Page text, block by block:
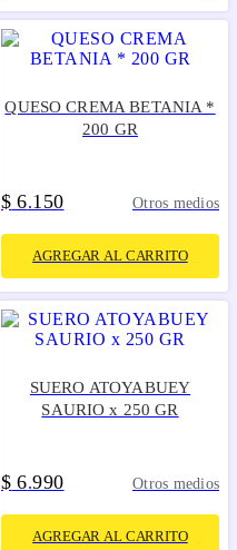
QUESO CREMA BETANIA *
200 GR
$ 6.150 Otros medios
AGREGAR AL CARRITO
SUERO ATOYABUEY
SAURIO x 250 GR
$ 6.990 Otros medios
AGREGAR AL CARRITO